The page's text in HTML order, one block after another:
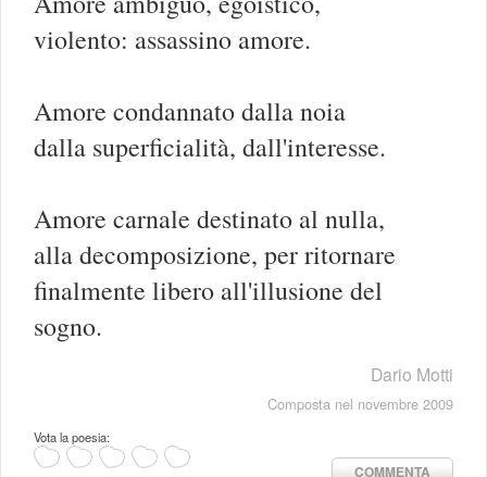
violento: assassino amore.
Amore condannato dalla noia
dalla superficialità, dall'interesse.
Amore carnale destinato al nulla,
alla decomposizione, per ritornare
finalmente libero all'illusione del
sogno.
Dario Motti
Composta nel novembre 2009
Vota la poesia:
COMMENTA